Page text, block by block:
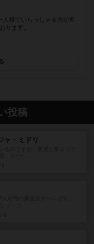
人様でいらっしゃる方が多
ります。
投稿
ャ・ミドリ